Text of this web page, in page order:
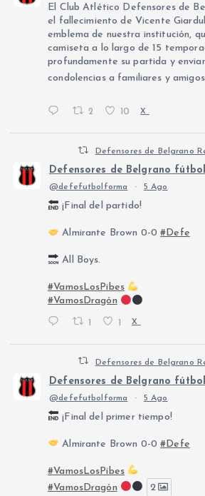
El Club Atlético Defensores de
el fallecimiento de Vicente
emblema de nuestra institución,
camiseta a lo largo de 15
profundamente su partida y
condolencias a familiares y
2 10 X
Defensores de Belgrano
Defensores de Belgrano
@defefutbolforma · 5 Ago
¡Final del partido!
Almirante Brown 0-0#Defe
All Boys.
#VamosLosPibes
#VamosDragón
1 1 X
Defensores de Belgrano
Defensores de Belgrano
@defefutbolforma · 5 Ago
¡Final del primer tiempo!
Almirante Brown 0-0#Defe
#VamosLosPibes
#VamosDragón
2